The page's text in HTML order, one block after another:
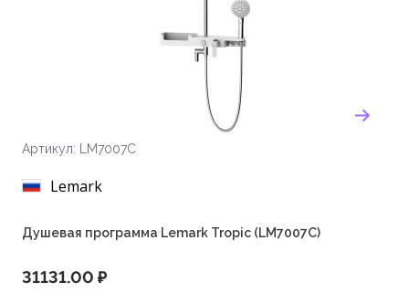
Артикул: LM7007C
Lemark
Душевая программа Lemark Tropic (LM7007C)
31131.00 ₽